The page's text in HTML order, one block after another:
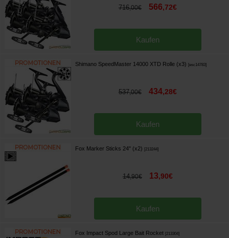
716,00€ 566,72€
Kaufen
Shimano SpeedMaster 14000 XTD Rolle (x3) [esc14783]
537,00€ 434,28€
Kaufen
Fox Marker Sticks 24" (x2) 213244]
14,90€ 13,90€
Kaufen
Fox Impact Spod Large Bait Rocket 213304]